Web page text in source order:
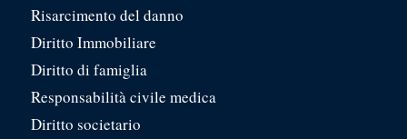
Risarcimento del danno
Diritto Immobiliare
Diritto di famiglia
Responsabilità civile medica
Diritto societario